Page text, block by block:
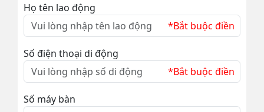
Họ tên lao động
*Bắt buộc điền
Số điện thoại di động
*Bắt buộc điền
Số máy bàn